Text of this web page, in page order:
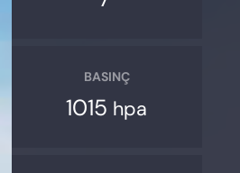
BASINÇ
1015 hpa